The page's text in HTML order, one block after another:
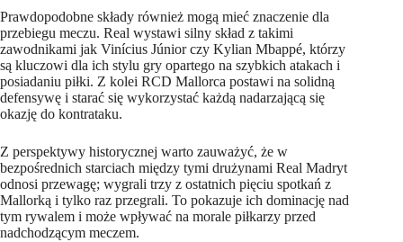
Prawdopodobne składy również mogą mieć znaczenie dla
przebiegu meczu. Real wystawi silny skład z takimi
zawodnikami jak Vinícius Júnior czy Kylian Mbappé, którzy
są kluczowi dla ich stylu gry opartego na szybkich atakach i
posiadaniu piłki. Z kolei RCD Mallorca postawi na solidną
defensywę i starać się wykorzystać każdą nadarzającą się
okazję do kontrataku.
Z perspektywy historycznej warto zauważyć, że w
bezpośrednich starciach między tymi drużynami Real Madryt
odnosi przewagę; wygrali trzy z ostatnich pięciu spotkań z
Mallorką i tylko raz przegrali. To pokazuje ich dominację nad
tym rywalem i może wpływać na morale piłkarzy przed
nadchodzącym meczem.